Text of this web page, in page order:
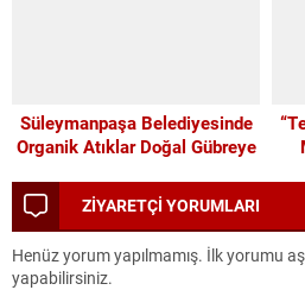
Süleymanpaşa Belediyesinde
Organik Atıklar Doğal Gübreye
ZİYARETÇİ YORUMLARI
Henüz yorum yapılmamış. İlk yorumu
yapabilirsiniz.